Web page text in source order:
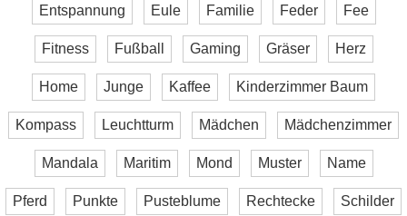
Entspannung Eule Familie Feder Fee
Fitness Fußball Gaming Gräser Herz
Home Junge Kaffee Kinderzimmer Baum
Kompass Leuchtturm Mädchen Mädchenzimmer
Mandala Maritim Mond Muster Name
Pferd Punkte Pusteblume Rechtecke Schilder